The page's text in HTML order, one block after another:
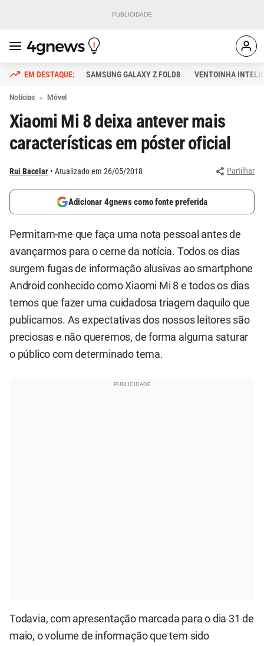
SAMSUNG GALAXY Z FOLD8 VENTOINHA
Notícias Móvel
Xiaomi Mi 8 deixa antever mais
características em póster oficial
Rui Bacelar Atualizado em 26/05/2018 Partilhar
Adicionar 4gnews como fonte preferida
Permitam-me que faça uma nota pessoal antes de
avançarmos para o cerne da notícia. Todos os dias
surgem fugas de informação alusivas ao smartphone
Android conhecido como Xiaomi Mi 8 e todos os dias
temos que fazer uma cuidadosa triagem daquilo que
publicamos. As expectativas dos nossos leitores são
preciosas e não queremos, de forma alguma saturar
o público com determinado tema.
Todavia, com apresentação marcada para o dia 31 de
maio, o volume de informação que tem sido